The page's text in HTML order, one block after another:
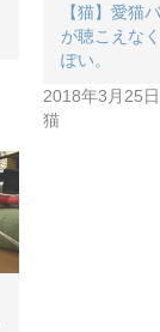
【猫】愛猫
が聴こえな
ぽい。
2018年3月25日
猫